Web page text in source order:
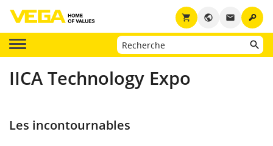
key
email
public
shopping_cart
IICA Technology Expo
Les incontournables